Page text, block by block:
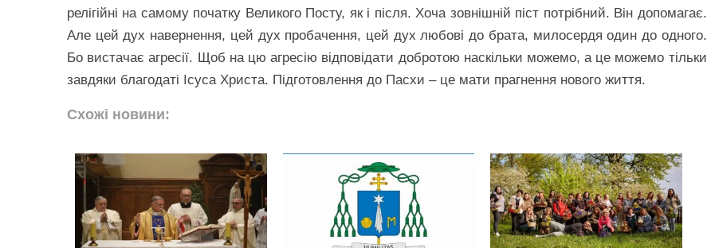
релігійні на самому початку Великого Посту, як і після. Хоча зовнішній піст потрібний. Він допомагає.
Але цей дух навернення, цей дух пробачення, цей дух любові до брата, милосердя один до одного.
Бо вистачає агресії. Щоб на цю агресію відповідати добротою наскільки можемо, а це можемо тільки
завдяки благодаті Ісуса Христа. Підготовлення до Пасхи – це мати прагнення нового життя.
Схожі новини: